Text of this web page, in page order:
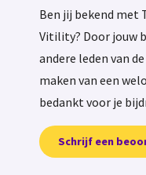
Ben jij bekend met
Vitility? Door jouw
andere leden van
maken van een
bedankt voor je
Schrijf een